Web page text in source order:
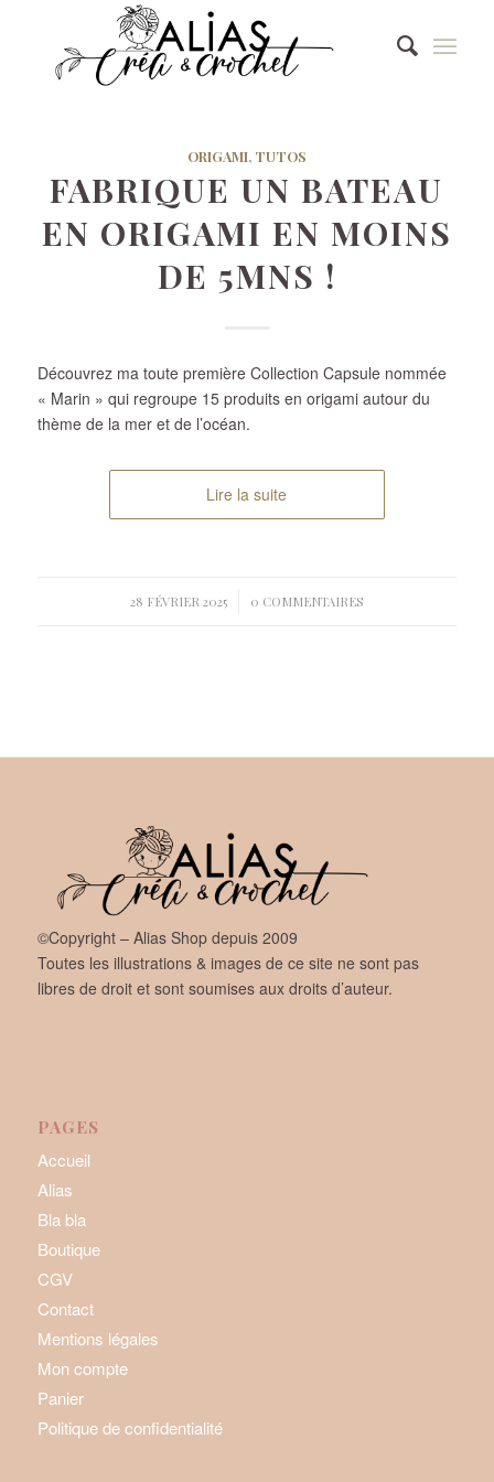
ORIGAMI, TUTOS
FABRIQUE UN BATEAU
EN ORIGAMI EN MOINS
DE 5MNS !
Découvrez ma toute première Collection Capsule nommée
« Marin » qui regroupe 15 produits en origami autour du
thème de la mer et de l’océan.
Lire la suite
28 FÉVRIER 2025
/ 0 COMMENTAIRES
©Copyright – Alias Shop depuis 2009
Toutes les illustrations & images de ce site ne sont pas
libres de droit et sont soumises aux droits d’auteur.
PAGES
Accueil
Alias
Bla bla
Boutique
CGV
Contact
Mentions légales
Mon compte
Panier
Politique de confidentialité